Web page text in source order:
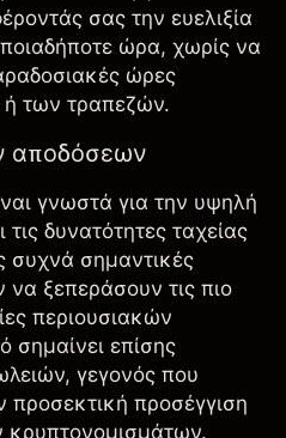
σας την ευελιξία
ώρα, χωρίς να
ώρες
ή των τραπεζών.
αποδόσεων
γνωστά για την υψηλή
δυνατότητες ταχείας
συχνά σημαντικές
ξεπεράσουν τις πιο
περιουσιακών
σημαίνει επίσης
γεγονός που
προσεκτική προσέγγιση